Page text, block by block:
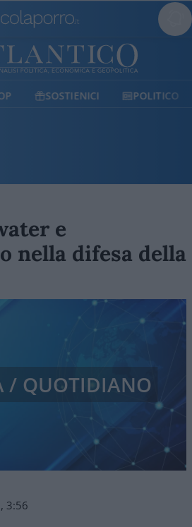
SOSTIENICI POLITICO
e
nella difesa della
3:56
/ QUOTIDIANO